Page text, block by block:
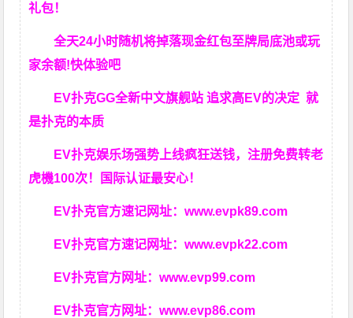
礼包！
全天24小时随机将掉落现金红包至牌局底池或玩
家余额!快体验吧
EV扑克GG全新中文旗舰站 追求高EV的决定就
是扑克的本质
EV扑克娱乐场强势上线疯狂送钱，注册免费转老
虎機100次！国际认证最安心！
EV扑克官方速记网址：www.evpk89.com
EV扑克官方速记网址：www.evpk22.com
EV扑克官方网址：www.evp99.com
EV扑克官方网址：www.evp86.com